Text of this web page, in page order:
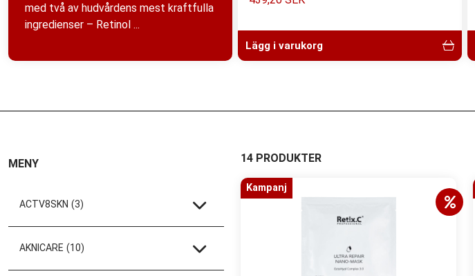
med två av hudvårdens mest kraftfulla
ingredienser – Retinol ...
Lägg i varukorg
MENY
ACTV8SKN (3)
AKNICARE (10)
14 PRODUKTER
Kampanj